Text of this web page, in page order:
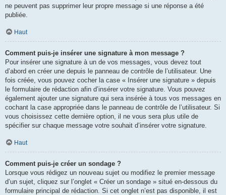
ne peuvent pas supprimer leur propre message si une réponse a été
publiée.
Haut
Comment puis-je insérer une signature à mon message ?
Pour insérer une signature à un de vos messages, vous devez tout
d’abord en créer une depuis le panneau de contrôle de l’utilisateur. Une
fois créée, vous pouvez cocher la case « Insérer une signature » depuis
le formulaire de rédaction afin d’insérer votre signature. Vous pouvez
également ajouter une signature qui sera insérée à tous vos messages en
cochant la case appropriée dans le panneau de contrôle de l’utilisateur. Si
vous choisissez cette dernière option, il ne vous sera plus utile de
spécifier sur chaque message votre souhait d’insérer votre signature.
Haut
Comment puis-je créer un sondage ?
Lorsque vous rédigez un nouveau sujet ou modifiez le premier message
d’un sujet, cliquez sur l’onglet « Créer un sondage » situé en-dessous du
formulaire principal de rédaction. Si cet onglet n’est pas disponible, il est